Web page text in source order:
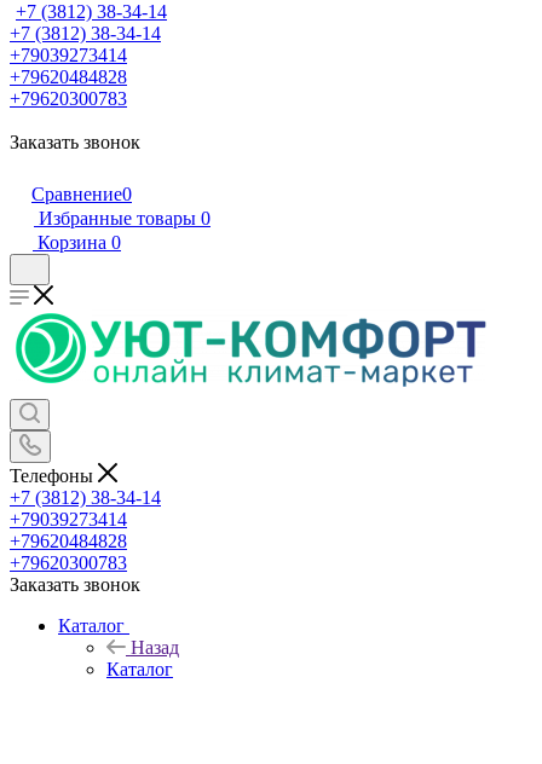
+7 (3812) 38-34-14
+7 (3812) 38-34-14
+79039273414
+79620484828
+79620300783
Заказать звонок
Сравнение0
Избранные товары 0
Корзина 0
Телефоны
+7 (3812) 38-34-14
+79039273414
+79620484828
+79620300783
Заказать звонок
Каталог
Назад
Каталог